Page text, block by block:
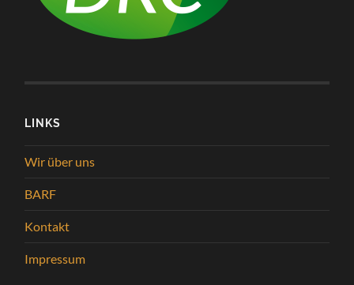
LINKS
Wir über uns
BARF
Kontakt
Impressum